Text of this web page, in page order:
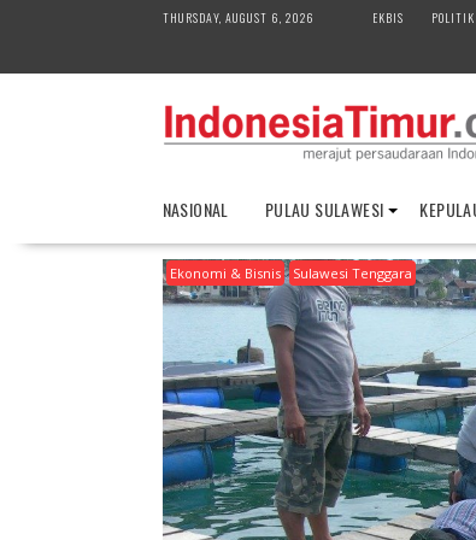
THURSDAY, AUGUST 6, 2026 EKBIS POLITIK
NASIONAL PULAU SULAWESI
Ekonomi & Bisnis Sulawesi Tenggara